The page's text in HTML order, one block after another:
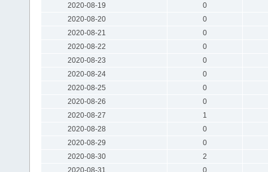
2020-08-19
0
2020-08-20
0
2020-08-21
0
2020-08-22
0
2020-08-23
0
2020-08-24
0
2020-08-25
0
2020-08-26
0
2020-08-27
1
2020-08-28
0
2020-08-29
0
2020-08-30
2
2020-08-31
0